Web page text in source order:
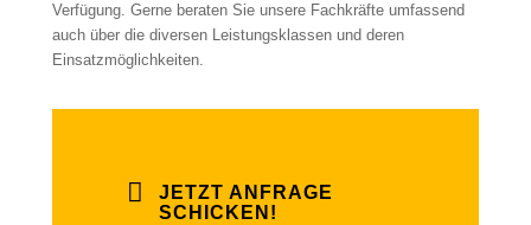
Verfügung. Gerne beraten Sie unsere Fachkräfte umfassend
auch über die diversen Leistungsklassen und deren
Einsatzmöglichkeiten.
JETZT ANFRAGE
SCHICKEN!